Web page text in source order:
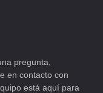
pregunta,
en contacto con
está aquí para